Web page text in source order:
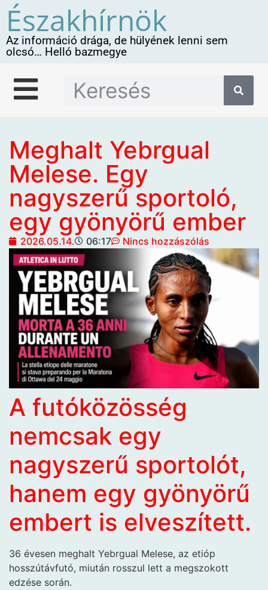
Északhírnök
Az információ drága, de hülyének lenni sem
olcsó… Helló bazmegye
Meghalt Yebrgual
Melese. Egy
nagyszerű sportoló,
egy gyönyörű ember
2026.05.14. 06:17 Nincs hozzászólás
A futóközösség
nemcsak egy
nagyszerű sportolót,
hanem egy gyönyörű
embert is elveszített.
36 évesen meghalt Yebrgual Melese, az etióp
hosszútávfutó, miután rosszul lett a megszokott
edzése során.